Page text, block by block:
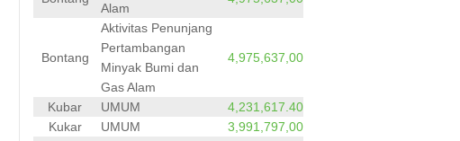
Alam
Bontang
Aktivitas Penunjang
Pertambangan
Minyak Bumi dan
Gas Alam
4,975,637,00
Kubar UMUM
4,231,617.40
Kukar
UMUM
3,991,797,00